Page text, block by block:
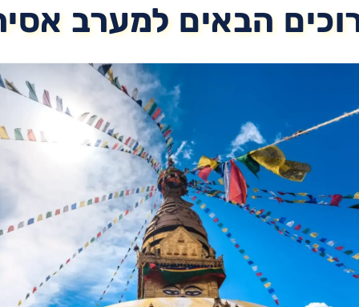
הבאים למערב